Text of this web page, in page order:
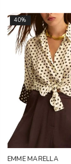
40%
EMME MARELLA